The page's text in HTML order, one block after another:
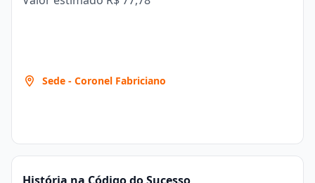
Sede - Coronel Fabriciano